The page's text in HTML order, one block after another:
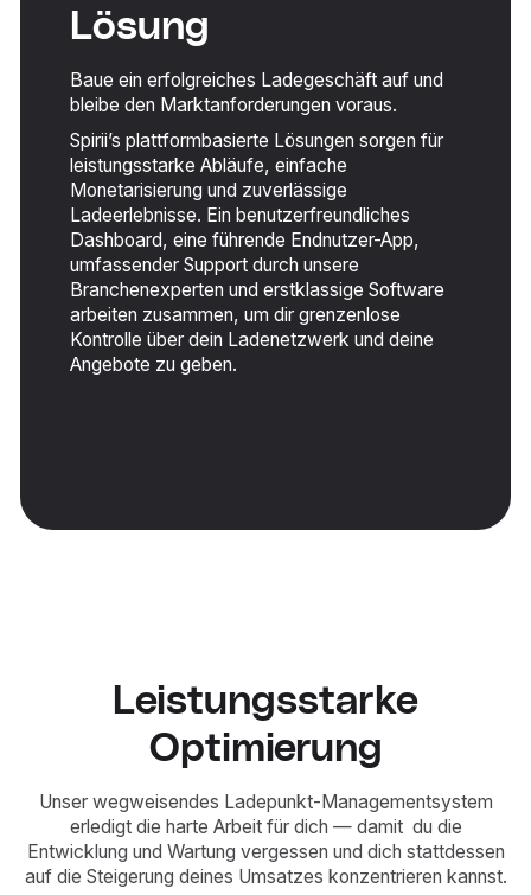
Lösung
Baue ein erfolgreiches Ladegeschäft auf und
bleibe den Marktanforderungen voraus.
Spirii’s plattformbasierte Lösungen sorgen für
leistungsstarke Abläufe, einfache
Monetarisierung und zuverlässige
Ladeerlebnisse. Ein benutzerfreundliches
Dashboard, eine führende Endnutzer-App,
umfassender Support durch unsere
Branchenexperten und erstklassige Software
arbeiten zusammen, um dir grenzenlose
Kontrolle über dein Ladenetzwerk und deine
Angebote zu geben.
Leistungsstarke
Optimierung
Unser wegweisendes Ladepunkt-Managementsystem
erledigt die harte Arbeit für dich — damit du die
Entwicklung und Wartung vergessen und dich stattdessen
auf die Steigerung deines Umsatzes konzentrieren kannst.